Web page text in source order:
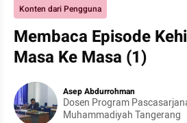
Konten dari Pengguna
Membaca Episode
Masa Ke Masa (1)
Asep Abdurrohman
Dosen Program
Muhammadiyah Tangerang